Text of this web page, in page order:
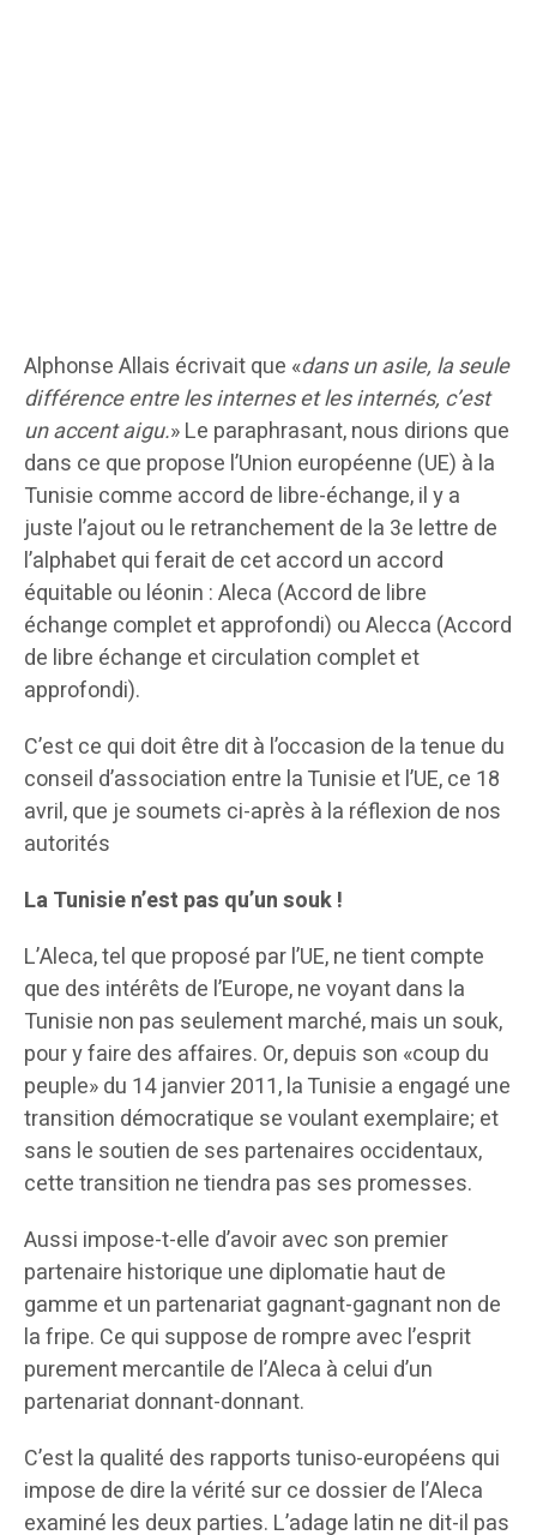
Alphonse Allais écrivait que «dans un asile, la seule
différence entre les internes et les internés, c’est
un accent aigu.» Le paraphrasant, nous dirions que
dans ce que propose l’Union européenne (UE) à la
Tunisie comme accord de libre-échange, il y a
juste l’ajout ou le retranchement de la 3e lettre de
l’alphabet qui ferait de cet accord un accord
équitable ou léonin : Aleca (Accord de libre
échange complet et approfondi) ou Alecca (Accord
de libre échange et circulation complet et
approfondi).
C’est ce qui doit être dit à l’occasion de la tenue du
conseil d’association entre la Tunisie et l’UE, ce 18
avril, que je soumets ci-après à la réflexion de nos
autorités
La Tunisie n’est pas qu’un souk !
L’Aleca, tel que proposé par l’UE, ne tient compte
que des intérêts de l’Europe, ne voyant dans la
Tunisie non pas seulement marché, mais un souk,
pour y faire des affaires. Or, depuis son «coup du
peuple» du 14 janvier 2011, la Tunisie a engagé une
transition démocratique se voulant exemplaire; et
sans le soutien de ses partenaires occidentaux,
cette transition ne tiendra pas ses promesses.
Aussi impose-t-elle d’avoir avec son premier
partenaire historique une diplomatie haut de
gamme et un partenariat gagnant-gagnant non de
la fripe. Ce qui suppose de rompre avec l’esprit
purement mercantile de l’Aleca à celui d’un
partenariat donnant-donnant.
C’est la qualité des rapports tuniso-européens qui
impose de dire la vérité sur ce dossier de l’Aleca
examiné les deux parties. L’adage latin ne dit-il pas